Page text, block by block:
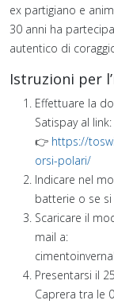
ex partigiano e
30 anni ha
autentico di
Istruzioni per
Effettuare la
Satispay al link:
👉 https://
orsi-polari/
Indicare nel
batterie o se
Scaricare il
mail a:
Presentarsi il
Caprera tra le